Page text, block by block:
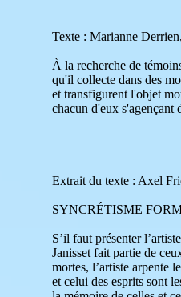
Texte : Marianne Derrien, DE L'USAGE DES FORCES MAGIQUE OU DES CONTRE-MONDES DE L'ART,  Éditions Magicité, 2026

À la recherche de témoins d'événements passés, Jean-Baptiste Janisset pratique la sculpture d'après moulage de forme "à la sauvage" 
qu'il collecte dans des monuments et lieux de cultes. À l'issue de ce repérage, ces "révélations" sont comme des rituels qui transcendent
et transfigurent l'objet moulé. Cette cueillette de symboles donne ensuite naissance à des assemblages d’éléments forgés dans le plomb, 
chacun d'eux s'agençant dans une syntaxe mystérieuse et inédite.




Extrait du texte : Axel Fried, Fisheye Immercive, 2025

SYNCRÉTISME FORMEL CONTRE FORMALISME-ZOMBIE : DE QUOI JEAN-BAPTISTE JANISSET EST-IL LE REMÈDE ?

S’il faut présenter l’artiste, commençons par son prénom, dont la part prophétique aurait pu nous mettre la puce à l’oreille : « Jean-Baptiste » 
Janisset fait partie de ceux dont l’œuvre engage un monde infiniment plus grand qu’eux. Fils de médium, voyageur, glaneur, poète des langues 
mortes, l’artiste arpente les abbayes, les nécropoles, les forêts sacrées et les cimetières – ces territoires où les frontières entre le monde des vivants 
et celui des esprits sont les plus faibles – à la recherche de « témoins ». Autrement dit, des formes du passé conservant dans leurs pierres 
la mémoire de celles et ceux qui ne sont plus.

Jean-Baptiste Janisset ne dérobe rien, ne s’approprie rien, et se contente uniquement de prendre « ce que ces témoins veulent bien lui donner » : 
un monde entier de métaphysiques, dormant dans les cimetières du monde. Parfois, la révérence va jusqu’à pousser du côté du formalisme 
religieux et de l’officiel